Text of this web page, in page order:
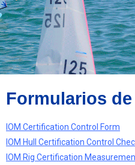
Formularios
IOM Certification Control Form
IOM Hull Certification Control
IOM Rig Certification